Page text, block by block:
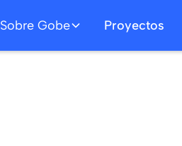
Sobre Gobe Proyectos